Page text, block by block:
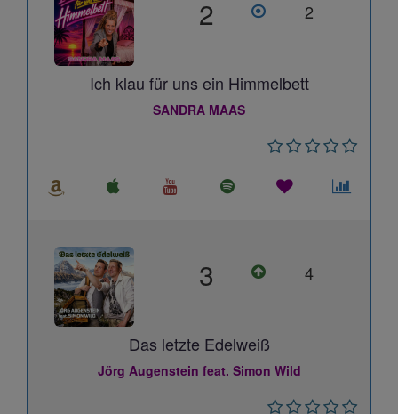
2 2
Ich klau für uns ein Himmelbett
SANDRA MAAS
3 4
Das letzte Edelweiß
Jörg Augenstein feat. Simon Wild